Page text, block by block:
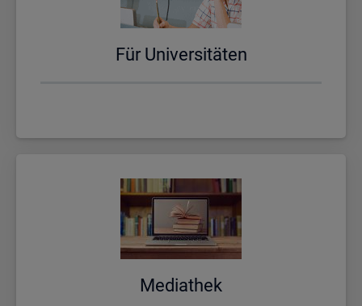
Für Uni­ver­si­tä­ten
Me­dia­thek